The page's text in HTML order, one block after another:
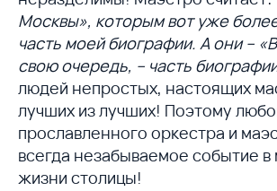
Москвы», которым вот уже
часть моей биографии. А они –
свою очередь, – часть
людей непростых, настоящих
лучших из лучших! Поэтому
прославленного оркестра и
всегда незабываемое событие
жизни столицы!